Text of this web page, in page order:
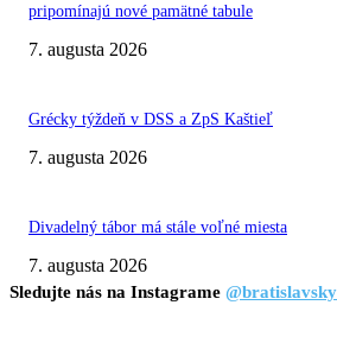
pripomínajú nové pamätné tabule
7. augusta 2026
Grécky týždeň v DSS a ZpS Kaštieľ
7. augusta 2026
Divadelný tábor má stále voľné miesta
7. augusta 2026
Sledujte nás na Instagrame